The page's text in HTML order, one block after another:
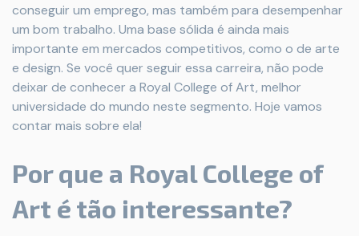
conseguir um emprego, mas também para desempenhar
um bom trabalho. Uma base sólida é ainda mais
importante em mercados competitivos, como o de arte
e design. Se você quer seguir essa carreira, não pode
deixar de conhecer a Royal College of Art, melhor
universidade do mundo neste segmento. Hoje vamos
contar mais sobre ela!
Por que a Royal College of
Art é tão interessante?